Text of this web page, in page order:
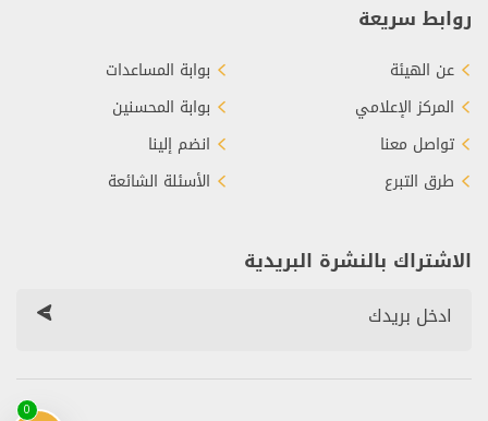
0
روابط سريعة
عن الهيئة
المركز الإعلامي
تواصل معنا
طرق التبرع
بوابة المساعدات
بوابة المحسنين
انضم إلينا
الأسئلة الشائعة
الاشتراك بالنشرة البريدية